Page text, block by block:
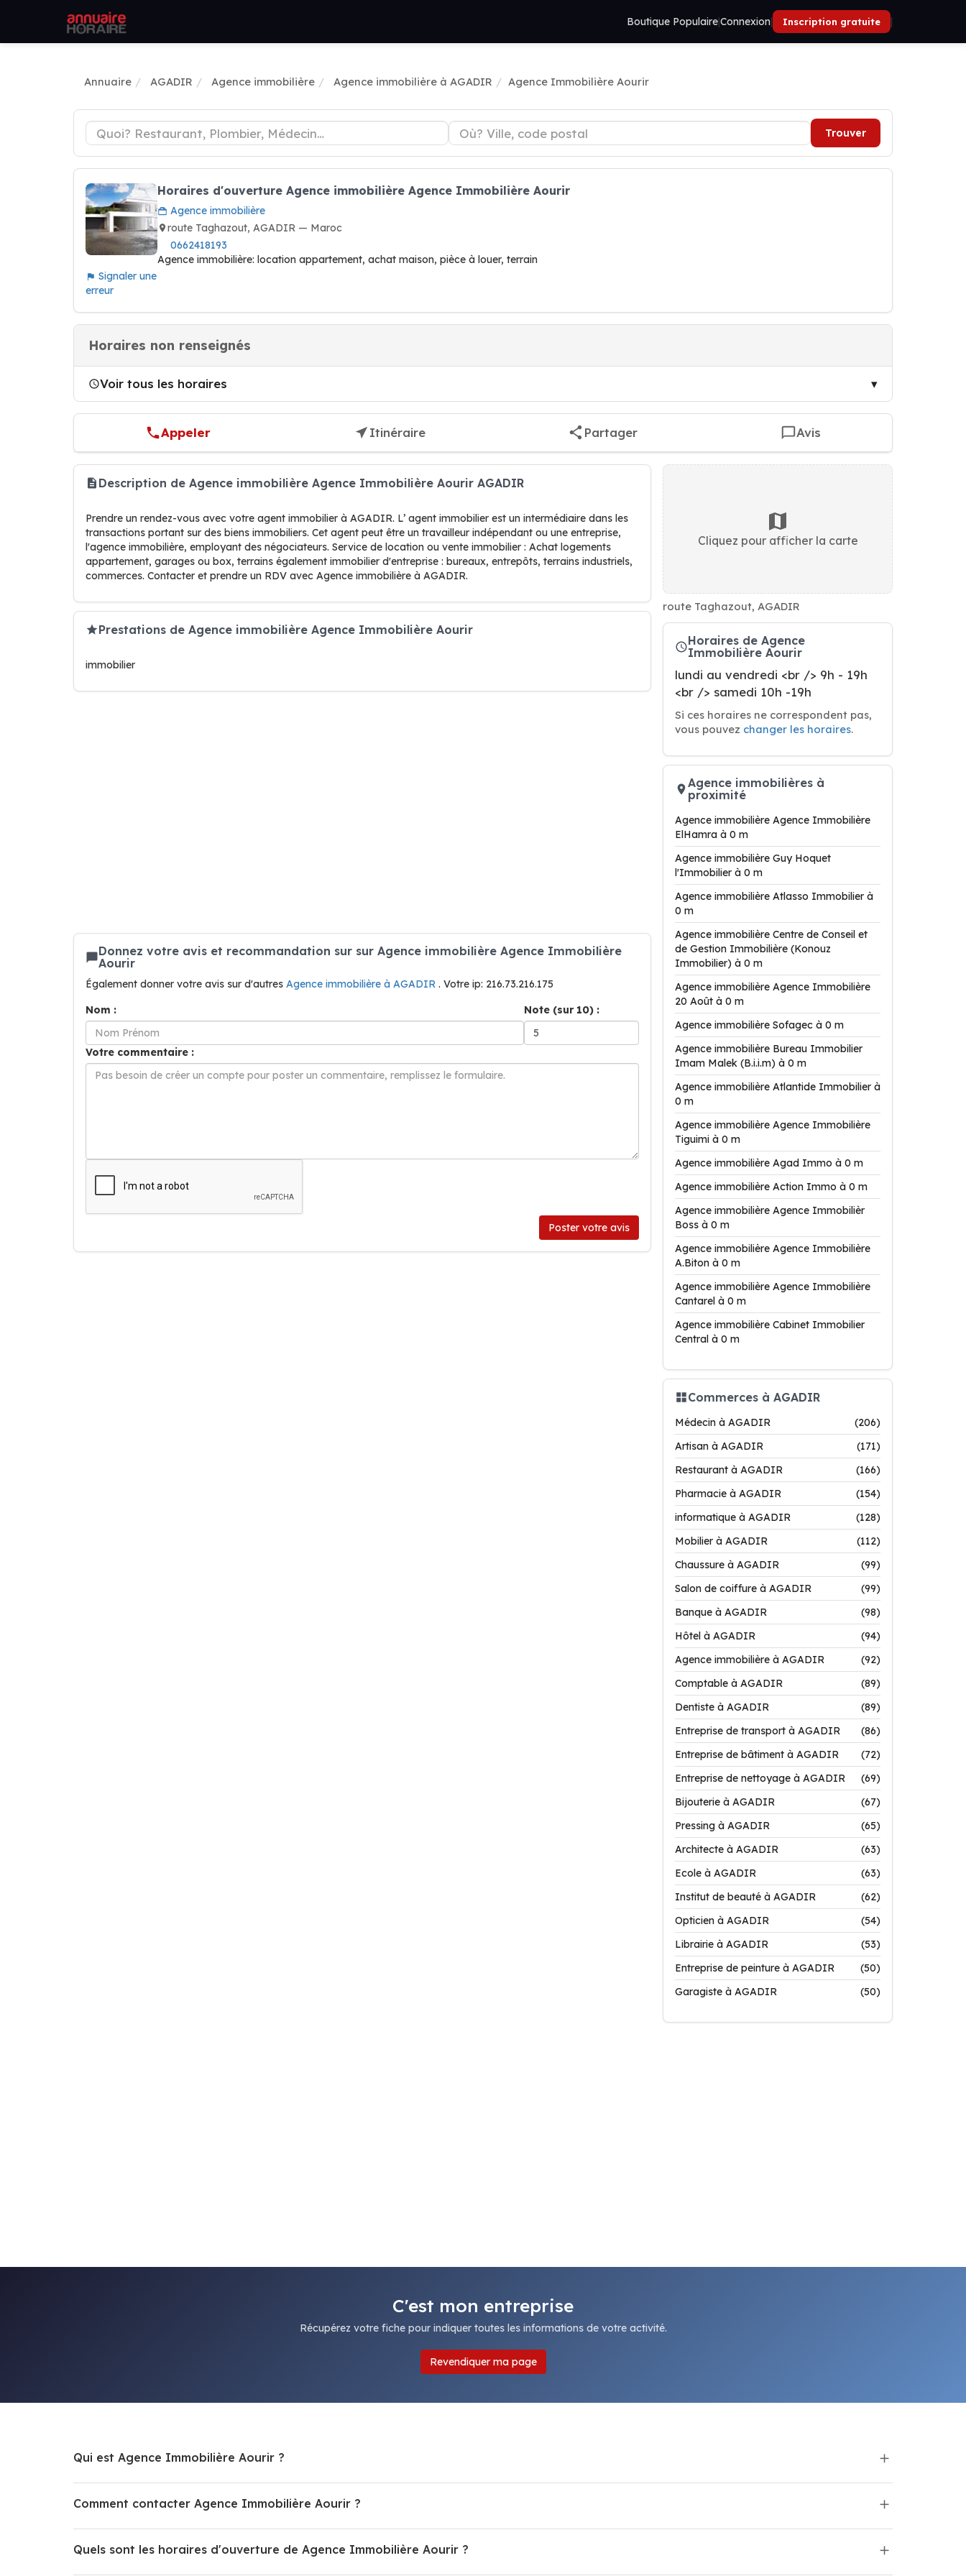
Boutique Populaire|Connexion| Inscription gratuite |
Annuaire AGADIR Agence immobilière Agence immobilière à AGADIR Agence Immobilière Aourir
Trouver
Signaler une
erreur
Horaires d'ouverture Agence immobilière Agence Immobilière Aourir
Agence immobilière
route Taghazout, AGADIR — Maroc
0662418193
Agence immobilière: location appartement, achat maison, pièce à louer, terrain
Horaires non renseignés
Voir tous les horaires
Appeler Itinéraire Partager Avis
Description de Agence immobilière Agence Immobilière Aourir AGADIR
Prendre un rendez-vous avec votre agent immobilier à AGADIR. L’ agent immobilier est un intermédiaire dans les
transactions portant sur des biens immobiliers. Cet agent peut être un travailleur indépendant ou une entreprise,
l'agence immobilière, employant des négociateurs. Service de location ou vente immobilier : Achat logements
appartement, garages ou box, terrains également immobilier d'entreprise : bureaux, entrepôts, terrains industriels,
commerces. Contacter et prendre un RDV avec Agence immobilière à AGADIR.
Prestations de Agence immobilière Agence Immobilière Aourir
immobilier
Donnez votre avis et recommandation sur sur Agence immobilière Agence Immobilière
Aourir
Également donner votre avis sur d'autres Agence immobilière à AGADIR . Votre ip: 216.73.216.175
Nom :
Note (sur 10) :
Votre commentaire :
Poster votre avis
Cliquez pour afficher la carte
route Taghazout, AGADIR
Horaires de Agence
Immobilière Aourir
lundi au vendredi <br /> 9h - 19h
<br /> samedi 10h -19h
Si ces horaires ne correspondent pas,
vous pouvez changer les horaires.
Agence immobilières à
proximité
Agence immobilière Agence Immobilière
ElHamra à 0 m
Agence immobilière Guy Hoquet
l'Immobilier à 0 m
Agence immobilière Atlasso Immobilier à
0 m
Agence immobilière Centre de Conseil et
de Gestion Immobilière (Konouz
Immobilier) à 0 m
Agence immobilière Agence Immobilière
20 Août à 0 m
Agence immobilière Sofagec à 0 m
Agence immobilière Bureau Immobilier
Imam Malek (B.i.i.m) à 0 m
Agence immobilière Atlantide Immobilier à
0 m
Agence immobilière Agence Immobilière
Tiguimi à 0 m
Agence immobilière Agad Immo à 0 m
Agence immobilière Action Immo à 0 m
Agence immobilière Agence Immobilièr
Boss à 0 m
Agence immobilière Agence Immobilière
A.Biton à 0 m
Agence immobilière Agence Immobilière
Cantarel à 0 m
Agence immobilière Cabinet Immobilier
Central à 0 m
Commerces à AGADIR
Médecin à AGADIR
(206)
Artisan à AGADIR
(171)
Restaurant à AGADIR
(166)
Pharmacie à AGADIR
(154)
informatique à AGADIR
(128)
Mobilier à AGADIR
(112)
Chaussure à AGADIR
(99)
Salon de coiffure à AGADIR
(99)
Banque à AGADIR
(98)
Hôtel à AGADIR
(94)
Agence immobilière à AGADIR
(92)
Comptable à AGADIR
(89)
Dentiste à AGADIR
(89)
Entreprise de transport à AGADIR
(86)
Entreprise de bâtiment à AGADIR
(72)
Entreprise de nettoyage à AGADIR
(69)
Bijouterie à AGADIR
(67)
Pressing à AGADIR
(65)
Architecte à AGADIR
(63)
Ecole à AGADIR
(63)
Institut de beauté à AGADIR
(62)
Opticien à AGADIR
(54)
Librairie à AGADIR
(53)
Entreprise de peinture à AGADIR
(50)
Garagiste à AGADIR
(50)
C'est mon entreprise
Récupérez votre fiche pour indiquer toutes les informations de votre activité.
Revendiquer ma page
Qui est Agence Immobilière Aourir ?
Comment contacter Agence Immobilière Aourir ?
Quels sont les horaires d'ouverture de Agence Immobilière Aourir ?